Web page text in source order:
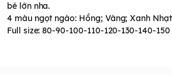
bé lớn nha.
4 màu ngọt ngào: Hồng; Vàng; Xanh
Full size: 80-90-100-110-120-130-140-150